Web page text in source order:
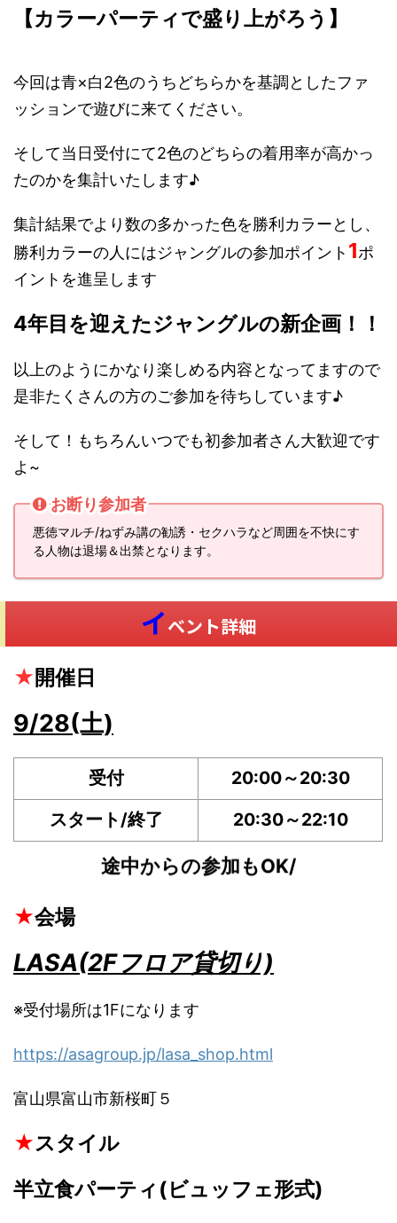
【カラーパーティで盛り上がろう】
今回は青×白2色のうちどちらかを基調としたファ
ッションで遊びに来てください。
そして当日受付にて2色のどちらの着用率が高かっ
たのかを集計いたします♪
集計結果でより数の多かった色を勝利カラーとし、
勝利カラーの人にはジャングルの参加ポイント 1ポ
イントを進呈します
4年目を迎えたジャングルの新企画！！
以上のようにかなり楽しめる内容となってますので
是非たくさんの方のご参加を待ちしています♪
そして！もちろんいつでも初参加者さん大歓迎です
よ~
お断り参加者
悪徳マルチ/ねずみ講の勧誘・セクハラなど周囲を不快にす
る人物は退場＆出禁となります。
イベント詳細
★ 開催日
9/28(土)
受付
20:00～20:30
スタート/終了
20:30～22:10
途中からの参加もOK/
★会場
LASA(2Fフロア貸切り)
※受付場所は1Fになります
https://asagroup.jp/lasa_shop.html
富山県富山市新桜町５
★スタイル
半立食パーティ(ビュッフェ形式)